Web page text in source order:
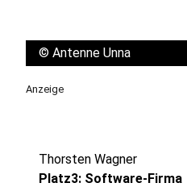
© Antenne Unna
Anzeige
Thorsten Wagner
Platz3: Software-Firma